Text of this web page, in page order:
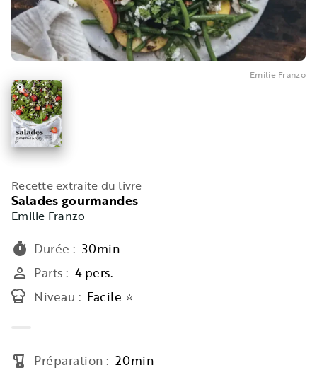
Emilie Franzo
Recette extraite du livre
Salades gourmandes
Emilie Franzo
timer Durée : 30min
person_outline Parts : 4 pers.
Niveau : Facile ⭐
blender Préparation : 20min